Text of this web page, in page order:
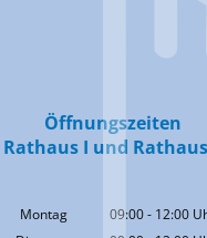
Öffnungszeiten
Rathaus I und
Montag 09:00- 12:00